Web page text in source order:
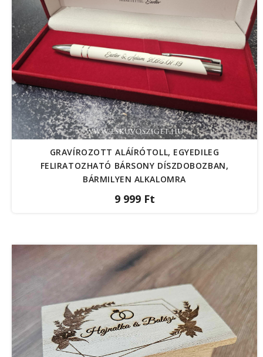
GRAVÍROZOTT ALÁÍRÓTOLL, EGYEDILEG
FELIRATOZHATÓ BÁRSONY DÍSZDOBOZBAN,
BÁRMILYEN ALKALOMRA
9 999 Ft